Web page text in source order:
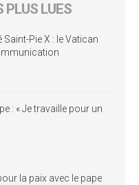
LUES
Pie X : le Vatican
: « Je travaille pour un
la paix avec le pape